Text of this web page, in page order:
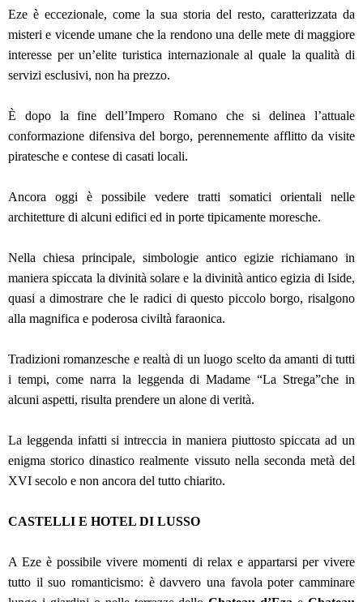
Eze è eccezionale, come la sua storia del resto, caratterizzata da
misteri e vicende umane che la rendono una delle mete di maggiore
interesse per un’elite turistica internazionale al quale la qualità di
servizi esclusivi, non ha prezzo.
È dopo la fine dell’Impero Romano che si delinea l’attuale
conformazione difensiva del borgo, perennemente afflitto da visite
piratesche e contese di casati locali.
Ancora oggi è possibile vedere tratti somatici orientali nelle
architetture di alcuni edifici ed in porte tipicamente moresche.
Nella chiesa principale, simbologie antico egizie richiamano in
maniera spiccata la divinità solare e la divinità antico egizia di Iside,
quasi a dimostrare che le radici di questo piccolo borgo, risalgono
alla magnifica e poderosa civiltà faraonica.
Tradizioni romanzesche e realtà di un luogo scelto da amanti di tutti
i tempi, come narra la leggenda di Madame “La Strega”che in
alcuni aspetti, risulta prendere un alone di verità.
La leggenda infatti si intreccia in maniera piuttosto spiccata ad un
enigma storico dinastico realmente vissuto nella seconda metà del
XVI secolo e non ancora del tutto chiarito.
CASTELLI E HOTEL DI LUSSO
A Eze è possibile vivere momenti di relax e appartarsi per vivere
tutto il suo romanticismo: è davvero una favola poter camminare